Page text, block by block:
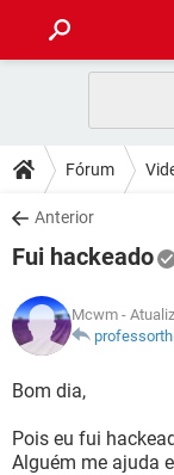
CELULAR
OUTLOOK
INSTAGRAM
GUIA DE COMPRAS
DICAS
JOGOS
INSTAGRAM
GUIA DE COMPRAS
DOWNLOADS
JOGOS
CELULAR
OUTLOOK
INSTAGRAM
JOGOS
CELULAR
OUTLOOK
INSTAGRAM
GLOSSÁRIO
JOGOS
OUTLOOK
Fórum
Anterior
Fui hackeado
Mcwm -
Bom dia,
Pois eu fui
Alguém me ajuda